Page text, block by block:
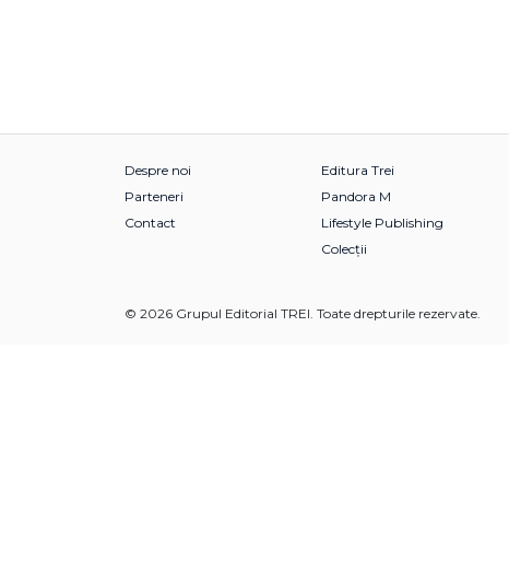
Despre noi
Parteneri
Contact
Editura Trei
Pandora M
Lifestyle Publishing
Colecții
© 2026 Grupul Editorial TREI. Toate drepturile rezervate.